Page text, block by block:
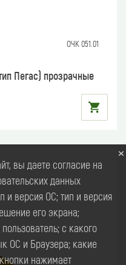
ОЧК 051.01
Пегас) прозрачные
×
вы даете согласие на
данных
и версия ОС; тип и версия
его экрана;
с какого
ОС и Браузера; какие
нажимает